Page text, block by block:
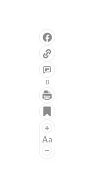
Điện ảnh
Âm nhạc
0